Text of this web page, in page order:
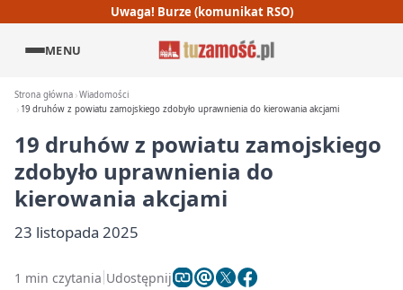
Uwaga! Burze (komunikat RSO)
MENU
Strona główna Wiadomości
19 druhów z powiatu zamojskiego zdobyło uprawnienia do kierowania akcjami
19 druhów z powiatu zamojskiego
zdobyło uprawnienia do
kierowania akcjami
23 listopada 2025
1 min czytania Udostępnij